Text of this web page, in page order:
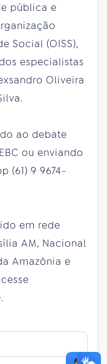
pública e
Social (OISS),
especialistas
Oliveira
ao debate
ou enviando
(61) 9 9674-
em rede
AM, Nacional
Amazônia e